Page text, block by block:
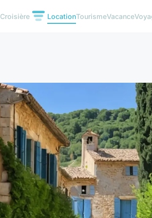
Croisière LocationTourismeVacance